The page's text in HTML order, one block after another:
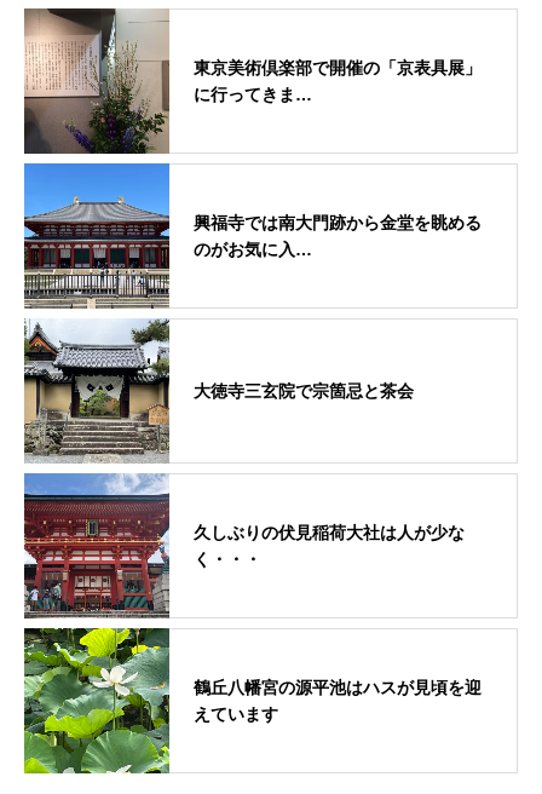
東京美術倶楽部で開催の「京表具展」
に行ってきま…
興福寺では南大門跡から金堂を眺める
のがお気に入…
大徳寺三玄院で宗箇忌と茶会
久しぶりの伏見稲荷大社は人が少な
く・・・
鶴丘八幡宮の源平池はハスが見頃を迎
えています